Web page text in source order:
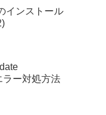
インストール
ー対処方法